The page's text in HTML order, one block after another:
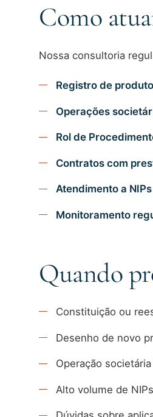
Como
Nossa consultoria
Registro de
Operações
Rol de
Contratos com
Atendimento a NIPs
Monitoramento
Quando
Constituição ou
Desenho de novo
Operação
Alto volume de